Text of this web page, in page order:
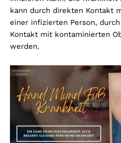
kann durch direkten Kontakt
einer infizierten Person,
Kontakt mit kontaminierten
werden.